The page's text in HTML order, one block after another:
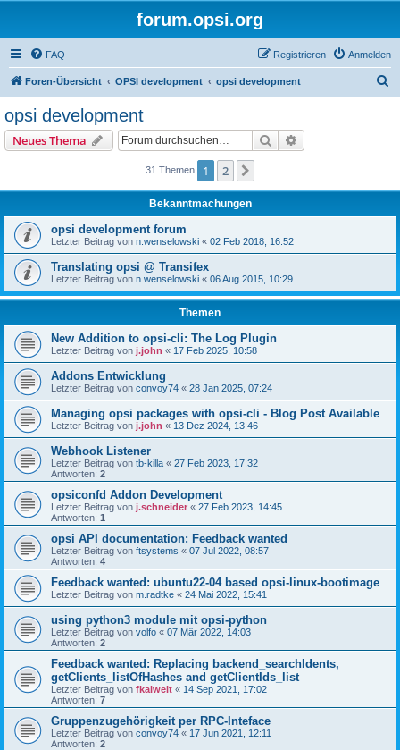
forum.opsi.org
FAQ Anmelden
Registrieren
Foren-Übersicht OPSI development opsi development
opsi development
Neues Thema Suche
31 Themen 1 2
Bekanntmachungen
opsi development forum
Letzter Beitrag von n.wenselowski « 02 Feb 2018, 16:52
Translating opsi @ Transifex
Letzter Beitrag von n.wenselowski « 06 Aug 2015, 10:29
Themen
New Addition to opsi-cli: The Log Plugin
Letzter Beitrag von j.john « 17 Feb 2025, 10:58
Addons Entwicklung
Letzter Beitrag von convoy74 « 28 Jan 2025, 07:24
Managing opsi packages with opsi-cli - Blog Post Available
Letzter Beitrag von j.john « 13 Dez 2024, 13:46
Webhook Listener
Letzter Beitrag von tb-killa « 27 Feb 2023, 17:32
Antworten: 2
opsiconfd Addon Development
Letzter Beitrag von j.schneider « 27 Feb 2023, 14:45
Antworten: 1
opsi API documentation: Feedback wanted
Letzter Beitrag von ftsystems « 07 Jul 2022, 08:57
Antworten: 4
Feedback wanted: ubuntu22-04 based opsi-linux-bootimage
Letzter Beitrag von m.radtke « 24 Mai 2022, 15:41
using python3 module mit opsi-python
Letzter Beitrag von volfo « 07 Mär 2022, 14:03
Antworten: 2
Feedback wanted: Replacing backend_searchIdents,
getClients_listOfHashes and getClientIds_list
Letzter Beitrag von fkalweit « 14 Sep 2021, 17:02
Antworten: 7
Gruppenzugehörigkeit per RPC-Inteface
Letzter Beitrag von convoy74 « 17 Jun 2021, 12:11
Antworten: 2